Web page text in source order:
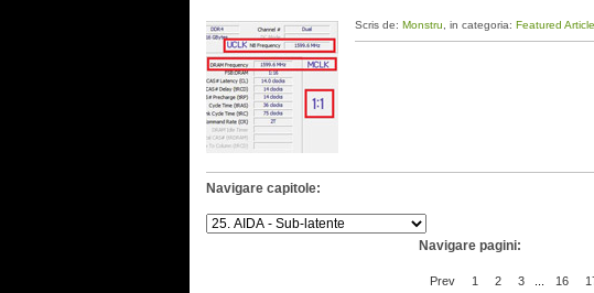
Scris de: Monstru , in categoria: Featured
Navigare capitole:
Navigare pagini:
Prev 1 2 3 16